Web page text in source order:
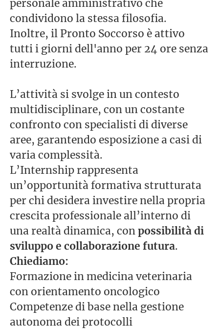
personale amministrativo che
condividono la stessa filosofia.
Inoltre, il Pronto Soccorso è attivo
tutti i giorni dell'anno per 24 ore senza
interruzione.
L’attività si svolge in un contesto
multidisciplinare, con un costante
confronto con specialisti di diverse
aree, garantendo esposizione a casi di
varia complessità.
L’Internship rappresenta
un’opportunità formativa strutturata
per chi desidera investire nella propria
crescita professionale all’interno di
una realtà dinamica, conpossibilità di
sviluppo e collaborazione futura.
Chiediamo:
Formazione in medicina veterinaria
con orientamento oncologico
Competenze di base nella gestione
autonoma dei protocolli